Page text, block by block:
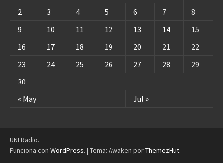
« May Jul »
2
3 4 5 6 7
8
9
10 11 12 13 14
15
16
17 18 19 20 21
22
23
24 25 26 27 28
29
30
UNI Radio.
Funciona con WordPress. | Tema: Awaken porThemezHut.